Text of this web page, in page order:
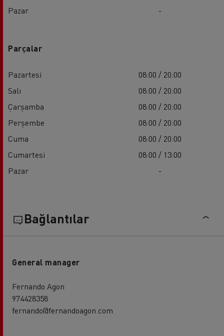
Pazar
-
Parçalar
Pazartesi
08:00 / 20:00
Salı
08:00 / 20:00
Çarşamba
08:00 / 20:00
Perşembe
08:00 / 20:00
Cuma
08:00 / 20:00
Cumartesi
08:00 / 13:00
Pazar
-
Bağlantılar
General manager
Fernando Agon
974428358
fernando@fernandoagon.com